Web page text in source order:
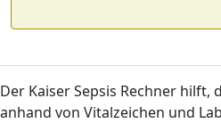
Der Kaiser Sepsis Rechner hilft,
anhand von Vitalzeichen und